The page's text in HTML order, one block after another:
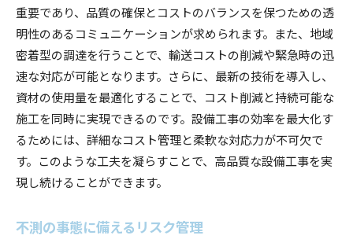
重要であり、品質の確保とコストのバランスを保つための透
明性のあるコミュニケーションが求められます。また、地域
密着型の調達を行うことで、輸送コストの削減や緊急時の迅
速な対応が可能となります。さらに、最新の技術を導入し、
資材の使用量を最適化することで、コスト削減と持続可能な
施工を同時に実現できるのです。設備工事の効率を最大化す
るためには、詳細なコスト管理と柔軟な対応力が不可欠で
す。このような工夫を凝らすことで、高品質な設備工事を実
現し続けることができます。
不測の事態に備えるリスク管理